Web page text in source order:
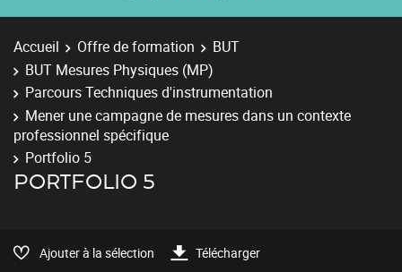
Accueil Offre de formation
BUT
BUT Mesures Physiques (MP)
Parcours Techniques d'instrumentation
Mener une campagne de mesures dans un contexte
professionnel spécifique
Portfolio 5
PORTFOLIO 5
Ajouter à la sélection Télécharger